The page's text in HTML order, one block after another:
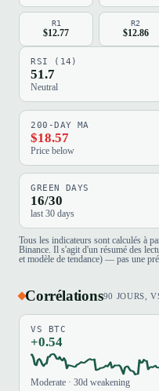
R1
$12.77
R2
$12.86
RSI (14)
51.7
Neutral
200-DAY MA
$18.57
Price below
GREEN DAYS
16/30
last 30 days
Tous les indicateurs sont calculés à
Binance. Il s'agit d'un résumé des
et modèle de tendance) — pas une
Corrélations90 JOURS,
VS BTC
+0.54
Moderate · 30d weakening